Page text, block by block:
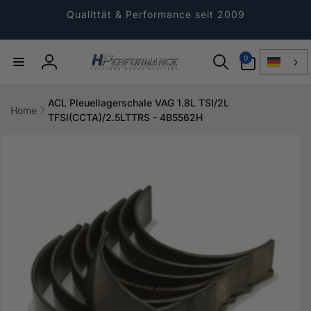
Qualittät & Performance seit 2009
Einloggen
0
Artikel
Home
ACL Pleuellagerschale VAG 1.8L TSI/2L
TFSI(CCTA)/2.5LTTRS - 4B5562H